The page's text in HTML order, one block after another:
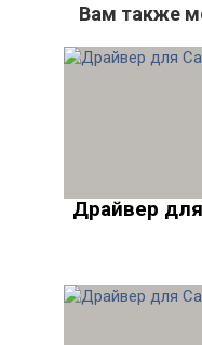
Вам также
Драйвер для